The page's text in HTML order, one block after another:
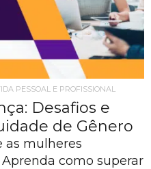
PESSOAL E PROFISSIONAL
Desafios e
de Gênero
as mulheres
como superar